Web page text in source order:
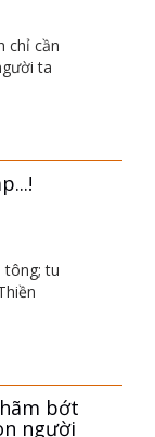
không
cần
ta